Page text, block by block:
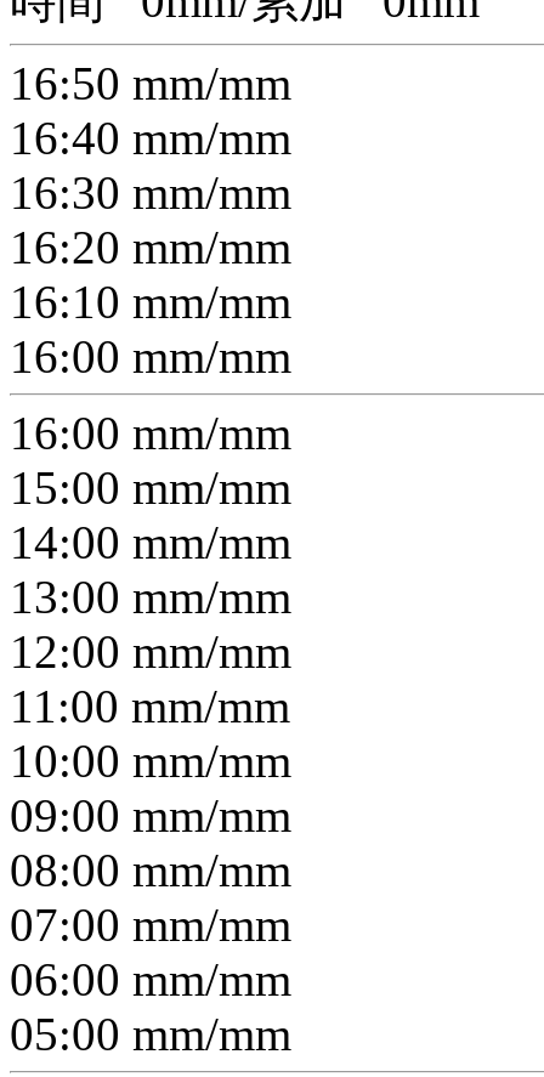
16:50 mm/mm
16:40 mm/mm
16:30 mm/mm
16:20 mm/mm
16:10 mm/mm
16:00 mm/mm
16:00 mm/mm
15:00 mm/mm
14:00 mm/mm
13:00 mm/mm
12:00 mm/mm
11:00 mm/mm
10:00 mm/mm
09:00 mm/mm
08:00 mm/mm
07:00 mm/mm
06:00 mm/mm
05:00 mm/mm